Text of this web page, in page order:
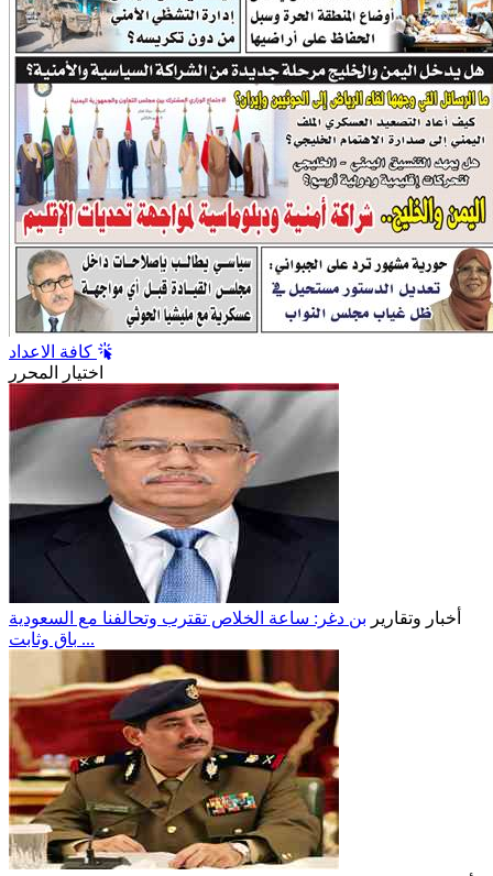
اختيار المحرر
أخبار وتقارير بن دغر: ساعة الخلاص تقترب وتحالفنا مع السعودية
باقٍ وثابت ...